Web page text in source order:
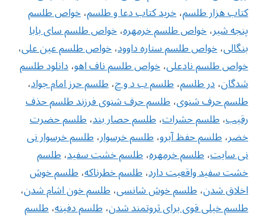
کتاب هزار طلسم،خرید کتاب دعا و طلسم،خواص طلسم
پنجه شیر،خواص طلسم خرمهره،خواص طلسم سای بابا
بنگالی،‌خواص طلسم ستاره داوود،خواص طلسم عین علی،
خواص طلسم نادعلی،خواص طلسم ناف اهو،دانلود طلسم
شدگان،در طلسم،طلسم ب د و ح،طلسم حرز امام جواد،
طلسم حرف شنوی،طلسم حرف شنوی فرزند طلسم حذف
رقیب،طلسم حشرات،طلسم حصار بند،طلسم حضرت
خضر،طلسم حفظ آبرو،طلسم خرسوار،طلسم خرسوار نی
نی سایت،طلسم خرمهره،طلسم خشت سفید،طلسم
خشت سفید واقعیت دارد،طلسم خطرناکه،طلسم خوش
اخلاق شدن،طلسم خوش شانسی،طلسم خون اشام شدن،
طلسم خیلی قوی برای ثروتمند شدن،طلسم دفینه،طلسم